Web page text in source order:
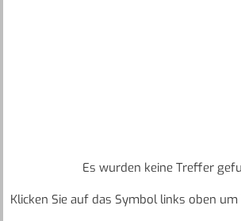
Es wurden keine Treffer
Klicken Sie auf das Symbol links oben